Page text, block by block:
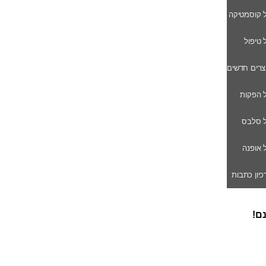
קוסמטיקה
טיפול
חדשים
הפקות
סלבס
אופנה
כתבות